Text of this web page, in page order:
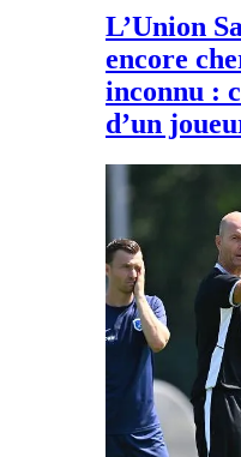
L’Union
encore
inconnu :
d’un